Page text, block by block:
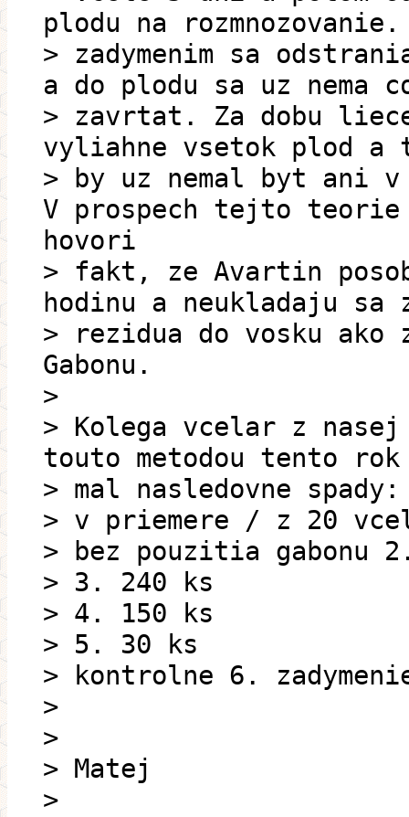
plodu na rozmnozovanie.
> zadymenim sa
a do plodu sa uz nema
> zavrtat. Za dobu
vyliahne vsetok plod
> by uz nemal byt ani
V prospech tejto teorie
hovori
> fakt, ze Avartin
hodinu a neukladaju sa
> rezidua do vosku ako
Gabonu.
>
> Kolega vcelar z
touto metodou tento
> mal nasledovne spady:
> v priemere / z 20
> bez pouzitia gabonu
> 3. 240 ks
> 4. 150 ks
> 5. 30 ks
> kontrolne 6.
>
>
> Matej
>